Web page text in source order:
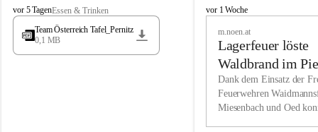
vielfältige Angebot unserer Kulturvereine.
Überzeugen Sie sich selbst, dass Sie in Miesenbach sowie
in den Beherbergungsbetrieben, Gaststätten und urigen
Wir kennen Miesenbach als lebens- und liebenswerten Ort.
Tradition und Innovation werden ebenso groß geschrieben
M
i
s
vor 5 TagenEssen & Trinken
Team Österreich Tafel_Pernitz
0,1 MB
M
h
vor 1 Woche
m.noen.at
Lagerfeuer löste
Waldbrand im
aus
Dank dem Einsatz der
Feuerwehren
Miesenbach und Oed